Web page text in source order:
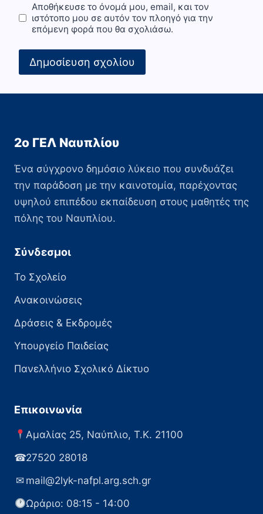
Αποθήκευσε το όνομά μου, email, και τον
ιστότοπο μου σε αυτόν τον πλοηγό για την
επόμενη φορά που θα σχολιάσω.
2ο ΓΕΛ Ναυπλίου
Ένα σύγχρονο δημόσιο λύκειο που συνδυάζει
την παράδοση με την καινοτομία, παρέχοντας
υψηλού επιπέδου εκπαίδευση στους μαθητές της
πόλης του Ναυπλίου.
Σύνδεσμοι
Το Σχολείο
Ανακοινώσεις
Δράσεις & Εκδρομές
Υπουργείο Παιδείας
Πανελλήνιο Σχολικό Δίκτυο
Επικοινωνία
Αμαλίας 25, Ναύπλιο, Τ.Κ. 21100
☎27520 28018
✉ mail@2lyk-nafpl.arg.sch.gr
Ωράριο: 08:15 - 14:00